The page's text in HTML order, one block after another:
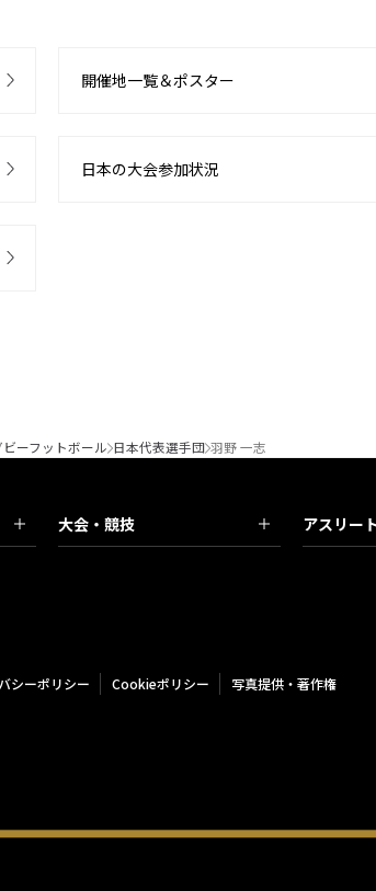
開催地一覧＆ポスター
日本の大会参加状況
ビーフットボール 日本代表選手団 羽野 一志
大会・競技 アスリー
シーポリシー Cookieポリシー 写真提供・著作権